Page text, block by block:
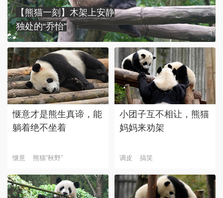
【熊猫一刻】木架上安静
独处的“乔怡”
惬意才是熊生真谛，能
躺着绝不坐着
惬意 熊猫“秋野”
小团子互不相让，熊猫
妈妈来劝架
调皮 搞笑